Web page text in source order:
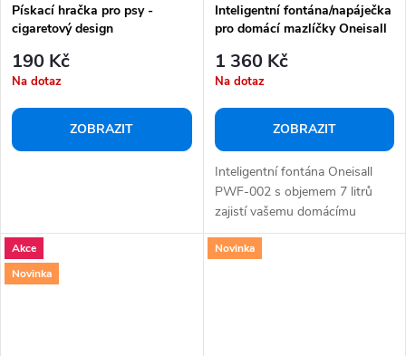
Pískací hračka pro psy -
cigaretový design
190 Kč
Na dotaz
ZOBRAZIT
Inteligentní fontána/napáječka
pro domácí mazlíčky Oneisall
1 360 Kč
Na dotaz
ZOBRAZIT
Inteligentní fontána Oneisall
PWF-002 s objemem 7 litrů
zajistí vašemu domácímu
mazlíčkovi...
Akce
Novinka
Novinka